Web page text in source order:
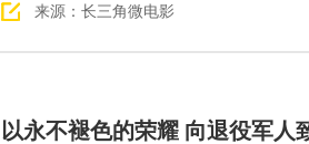
来源：长三角微电影
以永不褪色的荣耀 向退役军人